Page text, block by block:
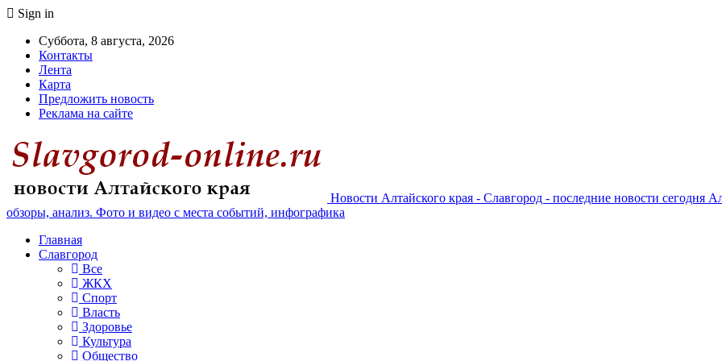
Sign in
Суббота, 8 августа, 2026
Контакты
Лента
Карта
Предложить новость
Реклама на сайте
Новости Алтайского края - Славгород - последние новости сегодня
обзоры, анализ. Фото и видео с места событий, инфографика
Главная
Славгород
Все
ЖКХ
Спорт
Власть
Здоровье
Культура
Общество